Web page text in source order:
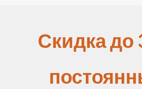
Скидка до